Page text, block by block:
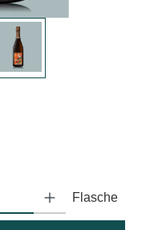
Wert ein oder benutze
Flasche